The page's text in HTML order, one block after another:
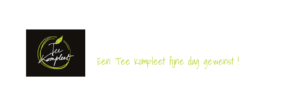
Een Tee Kompleet fijne dag gewenst !